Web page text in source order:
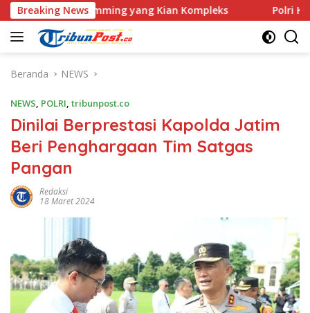
Langsung
ke
konten
Breaking Newsyang Kian Kompleks Polri Kerahkan 372
Beranda NEWS
NEWS, POLRI, tribunpost.co
Dinilai Berprestasi Kapolda Jatim
Beri Penghargaan Tim Satgas
Pangan
Redaksi
18 Maret 2024